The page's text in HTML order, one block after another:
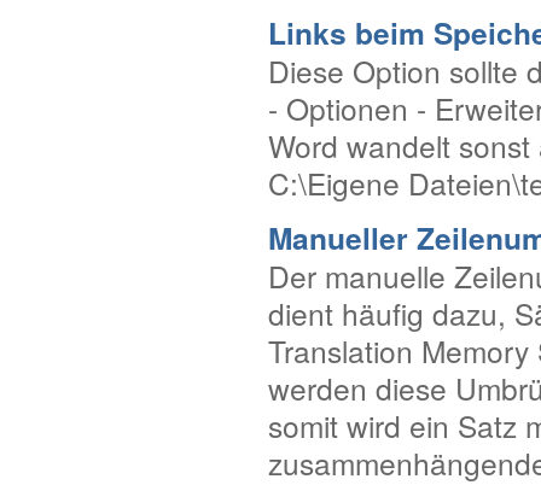
Links beim
Diese Option sollte
- Optionen -
Word wandelt
C:\Eigene
Manueller
Der manuelle
dient häufig dazu,
Translation
werden diese
somit wird ein Satz